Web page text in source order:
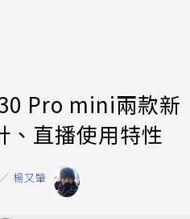
Pro mini兩款新
、直播使用特性
楊又肇